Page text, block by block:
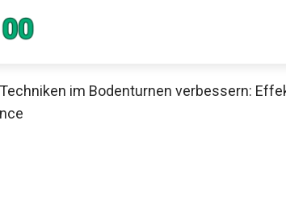
Techniken im Bodenturnen verbessern:
Schaue dir jetzt die